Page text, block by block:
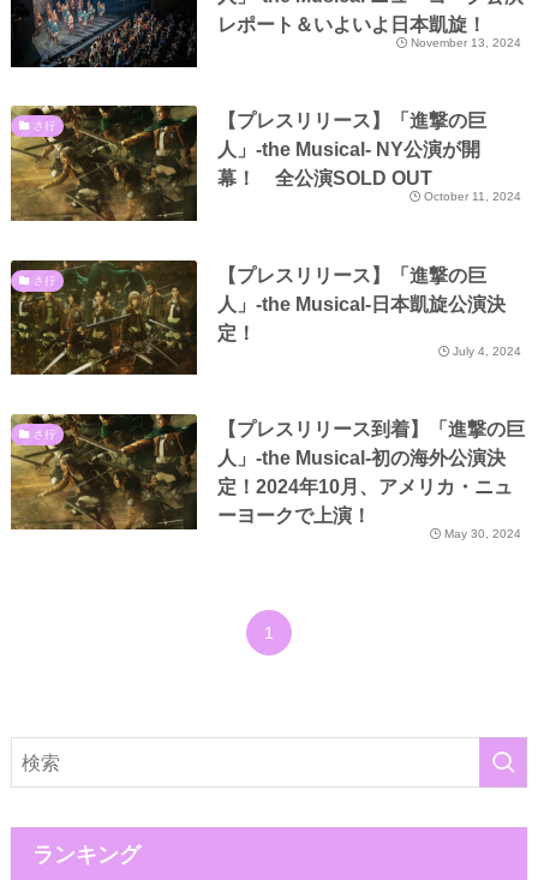
レポート＆いよいよ日本凱旋！
November 13, 2024
さ行
【プレスリリース】「進撃の巨
人」-the Musical- NY公演が開
幕！ 全公演SOLD OUT
October 11, 2024
さ行
【プレスリリース】「進撃の巨
人」-the Musical-日本凱旋公演決
定！
July 4, 2024
さ行
【プレスリリース到着】「進撃の巨
人」-the Musical-初の海外公演決
定！2024年10月、アメリカ・ニュ
ーヨークで上演！
May 30, 2024
1
ランキング